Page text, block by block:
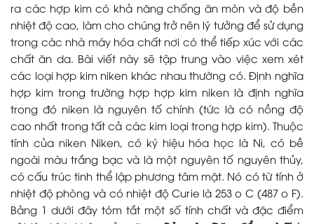
ra các hợp kim có khả năng chống ăn mòn và độ bền
nhiệt độ cao, làm cho chúng trở nên lý tưởng để sử dụng
trong các nhà máy hóa chất nơi có thể tiếp xúc với các
chất ăn da. Bài viết này sẽ tập trung vào việc xem xét
các loại hợp kim niken khác nhau thường có. Định nghĩa
hợp kim trong trường hợp hợp kim niken là định nghĩa
trong đó niken là nguyên tố chính (tức là có nồng độ
cao nhất trong tất cả các kim loại trong hợp kim). Thuộc
tính của niken Niken, có ký hiệu hóa học là Ni, có bề
ngoài màu trắng bạc và là một nguyên tố nguyên thủy,
có cấu trúc tinh thể lập phương tâm mặt. Nó có từ tính ở
nhiệt độ phòng và có nhiệt độ Curie là 253 o C (487 o F).
Bảng 1 dưới đây tóm tắt một số tính chất và đặc điểm